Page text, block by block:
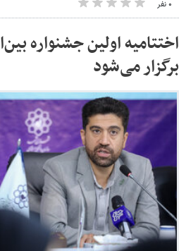
۰ نفر
اختتامیه اولین جشنواره
برگزار می‌شود